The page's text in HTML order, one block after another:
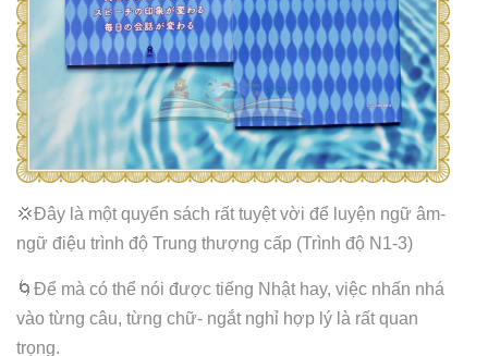
💢Đây là một quyển sách rất tuyệt vời để luyện ngữ âm-
ngữ điệu trình độ Trung thượng cấp (Trình độ N1-3)
🌀Để mà có thể nói được tiếng Nhật hay, việc nhấn nhá
vào từng câu, từng chữ- ngắt nghỉ hợp lý là rất quan
trọng.